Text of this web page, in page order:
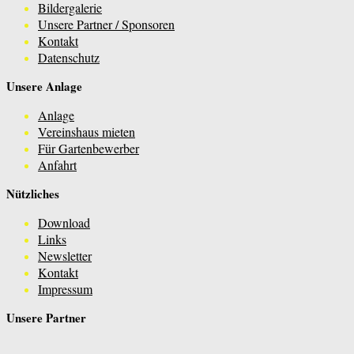
Bildergalerie
Unsere Partner / Sponsoren
Kontakt
Datenschutz
Unsere Anlage
Anlage
Vereinshaus mieten
Für Gartenbewerber
Anfahrt
Nützliches
Download
Links
Newsletter
Kontakt
Impressum
Unsere Partner